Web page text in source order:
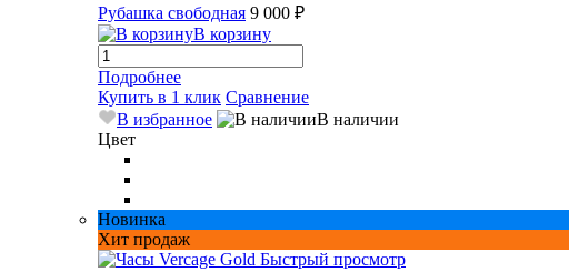
Рубашка свободная 9 000 ₽
В корзину
Подробнее
Купить в 1 клик Сравнение
В избранное
В наличии
Цвет
Новинка
Хит продаж
Быстрый просмотр